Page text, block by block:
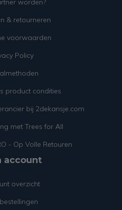
worden?
& retourneren
voorwaarden
Policy
product condities
bij 2dekansje.com
met Trees for All
- Op Volle Retouren
account
overzicht